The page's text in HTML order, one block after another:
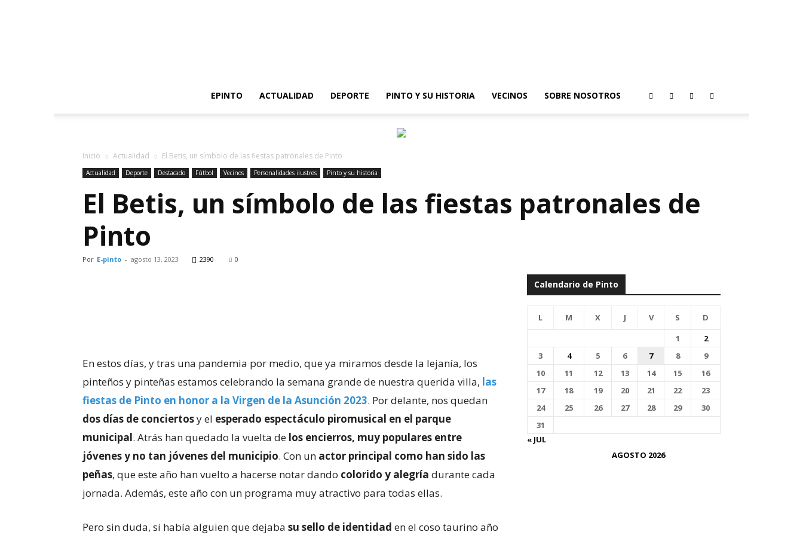
EPINTO
ACTUALIDAD DEPORTE PINTO Y SU HISTORIA VECINOS SOBRE NOSOTROS
Inicio Actualidad El Betis, un símbolo de las fiestas patronales de Pinto
Actualidad Deporte Destacado Fútbol Vecinos Personalidades ilustres Pinto y su historia
El Betis, un símbolo de las fiestas patronales de
Pinto
Por E-pinto - agosto 13, 2023 2390 0
En estos días, y tras una pandemia por medio, que ya miramos desde la lejanía, los
pinteños y pinteñas estamos celebrando la semana grande de nuestra querida villa, las
fiestas de Pinto en honor a la Virgen de la Asunción 2023. Por delante, nos quedan
dos días de conciertosy el esperado espectáculo piromusical en el parque
municipal. Atrás han quedado la vuelta de los encierros, muy populares entre
jóvenes y no tan jóvenes del municipio. Con un actor principal como han sido las
peñas, que este año han vuelto a hacerse notar dando colorido y alegría durante cada
jornada. Además, este año con un programa muy atractivo para todas ellas.
Pero sin duda, si había alguien que dejaba su sello de identidad en el coso taurino año
Calendario de Pinto
AGOSTO 2026
L M X J V S
D
1
2
3
4 5 6 7 8
9
10
11 12 13 14 15
16
17
18 19 20 21 22
23
24
25 26 27 28 29
30
31
« JUL